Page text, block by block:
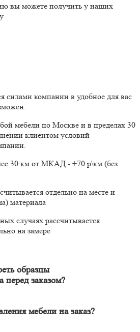
вы можете получить у наших
силами компании в удобное для вас
мебели по Москве и в пределах 30
клиентом условий
30 км от МКАД - +70 р\км (без
отдельно на месте и
материала
случаях рассчитывается
на замере
образцы
перед заказом?
увидеть, как будут выглядеть
мебели на заказ?